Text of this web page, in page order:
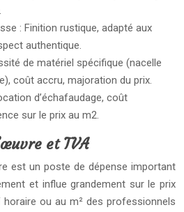
: Finition rustique, adapté aux
authentique.
de matériel spécifique (nacelle
coût accru, majoration du prix.
d’échafaudage, coût
sur le prix au m2.
et TVA
est un poste de dépense important
et influe grandement sur le prix
ou au m² des professionnels